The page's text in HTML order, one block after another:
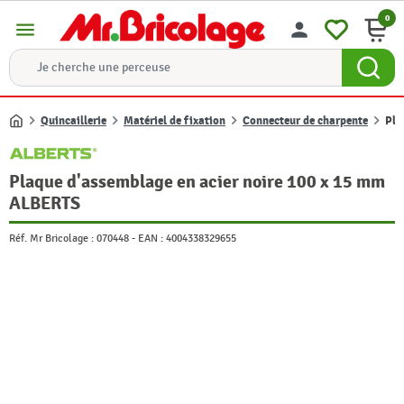
menu person 0
Accueil
Quincaillerie Matériel de fixation Connecteur de charpente
Plaque d'assemblage en acier noire 100 x 15 mm
ALBERTS
Réf. Mr Bricolage : 070448 - EAN : 4004338329655